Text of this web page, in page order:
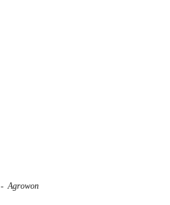
-Agrowon